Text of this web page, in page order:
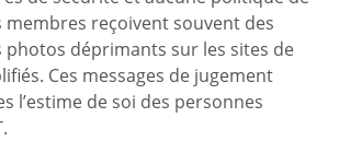
membres reçoivent souvent des
photos déprimants sur les sites de
Ces messages de jugement
l’estime de soi des personnes